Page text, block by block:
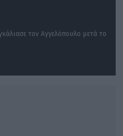
τον Αγγελόπουλο μετά το